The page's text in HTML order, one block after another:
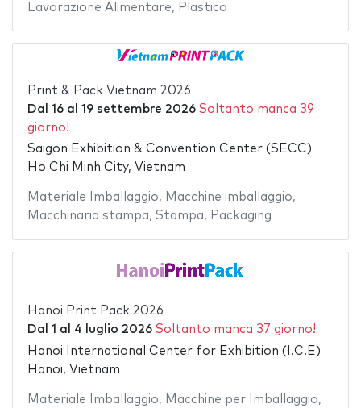
Lavorazione Alimentare, Plastico
Print & Pack Vietnam 2026
Dal 16al 19 settembre 2026 Soltanto manca 39
giorno!
Saigon Exhibition & Convention Center (SECC)
Ho Chi Minh City, Vietnam
Materiale Imballaggio, Macchine imballaggio,
Macchinaria stampa, Stampa, Packaging
Hanoi Print Pack 2026
Dal 1 al 4 luglio 2026 Soltanto manca 37 giorno!
Hanoi International Center for Exhibition (I.C.E)
Hanoi, Vietnam
Materiale Imballaggio, Macchine per Imballaggio,